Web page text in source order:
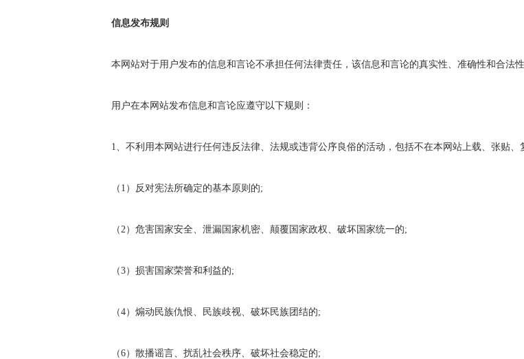
信息发布规则
本网站对于用户发布的信息和言论不承担任何法律责任，该信息和言论的真实性、准确性和合法性
用户在本网站发布信息和言论应遵守以下规则：
1、不利用本网站进行任何违反法律、法规或违背公序良俗的活动，包括不在本网站上载、张贴、
（1）反对宪法所确定的基本原则的;
（2）危害国家安全、泄漏国家机密、颠覆国家政权、破坏国家统一的;
（3）损害国家荣誉和利益的;
（4）煽动民族仇恨、民族歧视、破坏民族团结的;
（6）散播谣言、扰乱社会秩序、破坏社会稳定的;